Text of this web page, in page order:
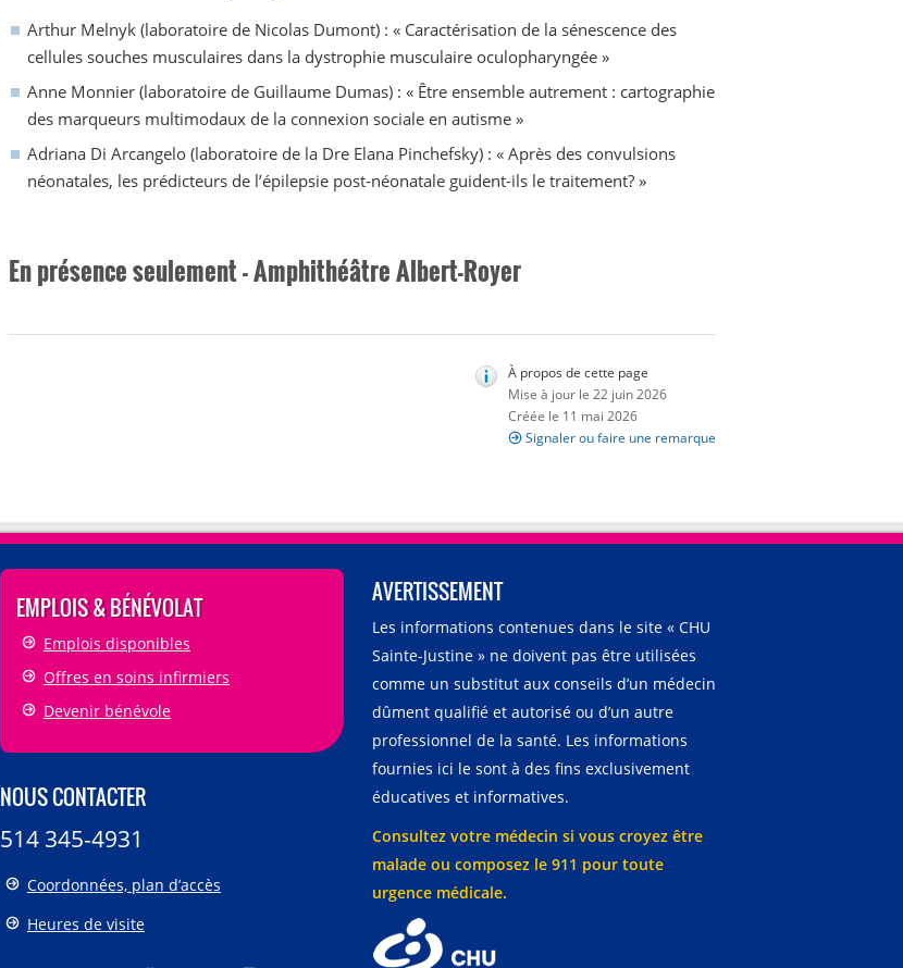
Arthur Melnyk (laboratoire de Nicolas Dumont) : « Caractérisation de la sénescence des
cellules souches musculaires dans la dystrophie musculaire oculopharyngée »
Anne Monnier (laboratoire de Guillaume Dumas) : « Être ensemble autrement : cartographie
des marqueurs multimodaux de la connexion sociale en autisme »
Adriana Di Arcangelo (laboratoire de la Dre Elana Pinchefsky) : « Après des convulsions
néonatales, les prédicteurs de l’épilepsie post‑néonatale guident-ils le traitement? »
En présence seulement - Amphithéâtre Albert-Royer
À propos de cette page
Mise à jour le 22 juin 2026
Créée le 11 mai 2026
Signaler ou faire une remarque
EMPLOIS & BÉNÉVOLAT
Emplois disponibles
Offres en soins infirmiers
Devenir bénévole
NOUS CONTACTER
514 345-4931
Coordonnées, plan d’accès
Heures de visite
AVERTISSEMENT
Les informations contenues dans le site « CHU
Sainte-Justine » ne doivent pas être utilisées
comme un substitut aux conseils d’un médecin
dûment qualifié et autorisé ou d’un autre
professionnel de la santé. Les informations
fournies ici le sont à des fins exclusivement
éducatives et informatives.
Consultez votre médecin si vous croyez être
malade ou composez le 911 pour toute
urgence médicale.